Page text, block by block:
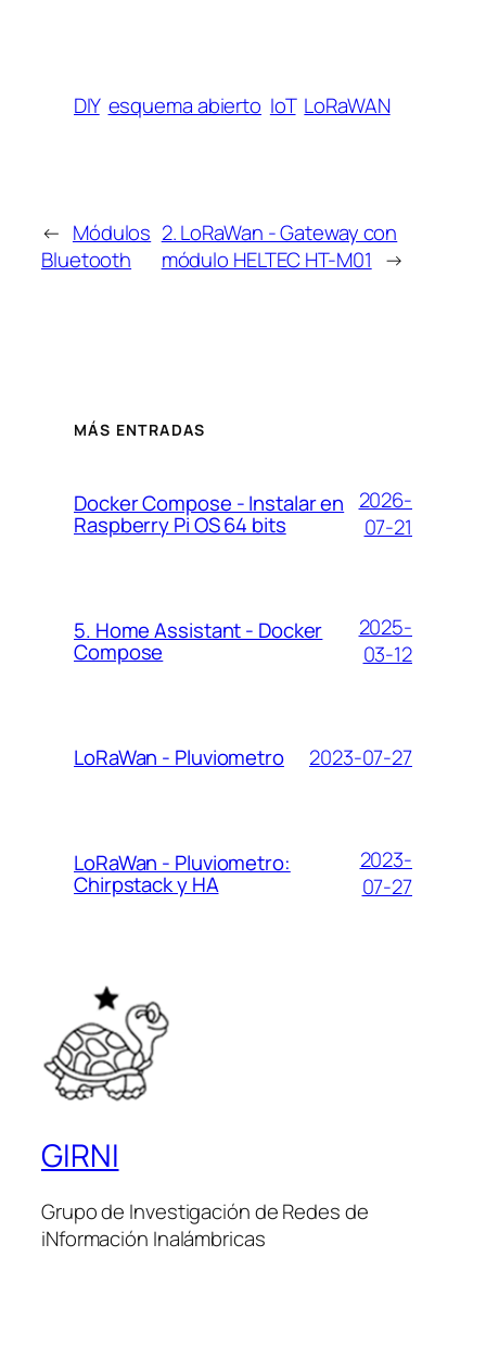
DIY esquema abierto IoT LoRaWAN
← Módulos
Bluetooth
2. LoRaWan - Gateway con
módulo HELTEC HT-M01 →
MÁS ENTRADAS
Docker Compose - Instalar en
Raspberry Pi OS 64 bits
2026-
07-21
5. Home Assistant - Docker
Compose
2025-
03-12
LoRaWan - Pluviometro 2023-07-27
LoRaWan - Pluviometro:
Chirpstack y HA
2023-
07-27
GIRNI
Grupo de Investigación de Redes de
iNformación Inalámbricas